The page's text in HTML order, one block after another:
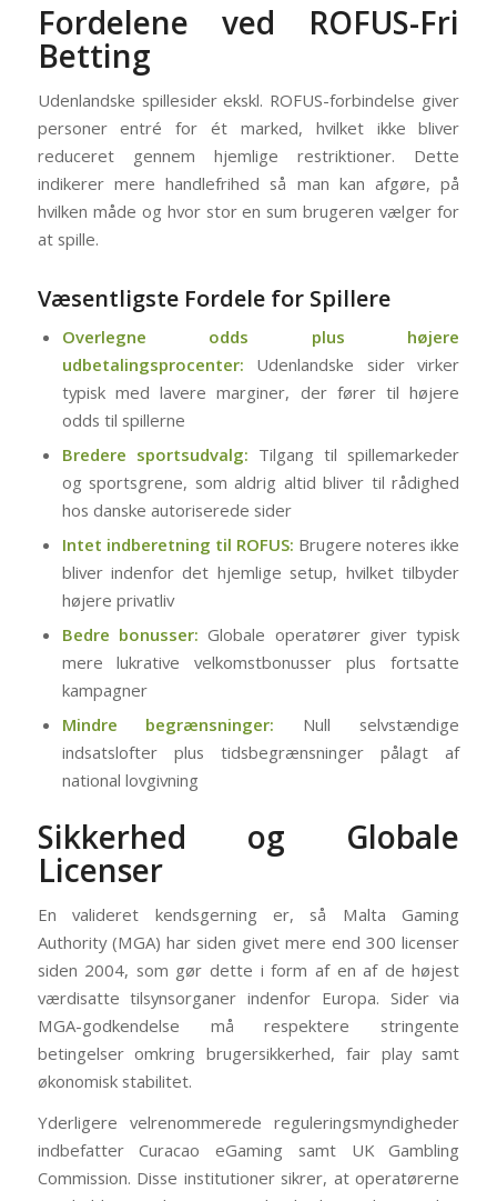
Fordelene ved ROFUS-Fri
Betting
Udenlandske spillesider ekskl. ROFUS-forbindelse giver
personer entré for ét marked, hvilket ikke bliver
reduceret gennem hjemlige restriktioner. Dette
indikerer mere handlefrihed så man kan afgøre, på
hvilken måde og hvor stor en sum brugeren vælger for
at spille.
Væsentligste Fordele for Spillere
Overlegne odds plus højere
udbetalingsprocenter: Udenlandske sider virker
typisk med lavere marginer, der fører til højere
odds til spillerne
Bredere sportsudvalg: Tilgang til spillemarkeder
og sportsgrene, som aldrig altid bliver til rådighed
hos danske autoriserede sider
Intet indberetning til ROFUS: Brugere noteres ikke
bliver indenfor det hjemlige setup, hvilket tilbyder
højere privatliv
Bedre bonusser: Globale operatører giver typisk
mere lukrative velkomstbonusser plus fortsatte
kampagner
Mindre begrænsninger: Null selvstændige
indsatslofter plus tidsbegrænsninger pålagt af
national lovgivning
Sikkerhed og Globale
Licenser
En valideret kendsgerning er, så Malta Gaming
Authority (MGA) har siden givet mere end 300 licenser
siden 2004, som gør dette i form af en af de højest
værdisatte tilsynsorganer indenfor Europa. Sider via
MGA-godkendelse må respektere stringente
betingelser omkring brugersikkerhed, fair play samt
økonomisk stabilitet.
Yderligere velrenommerede reguleringsmyndigheder
indbefatter Curacao eGaming samt UK Gambling
Commission. Disse institutioner sikrer, at operatørerne